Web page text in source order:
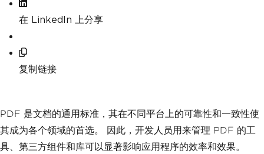
在 LinkedIn 上分享
复制链接
PDF 是文档的通用标准，其在不同平台上的可靠性和一致性使
其成为各个领域的首选。 因此，开发人员用来管理 PDF 的工
具、第三方组件和库可以显著影响应用程序的效率和效果。